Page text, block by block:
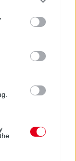
You may click to
party tags to
in below Google
hivatalosan nem
az autó még
még két-két
megszakítás,